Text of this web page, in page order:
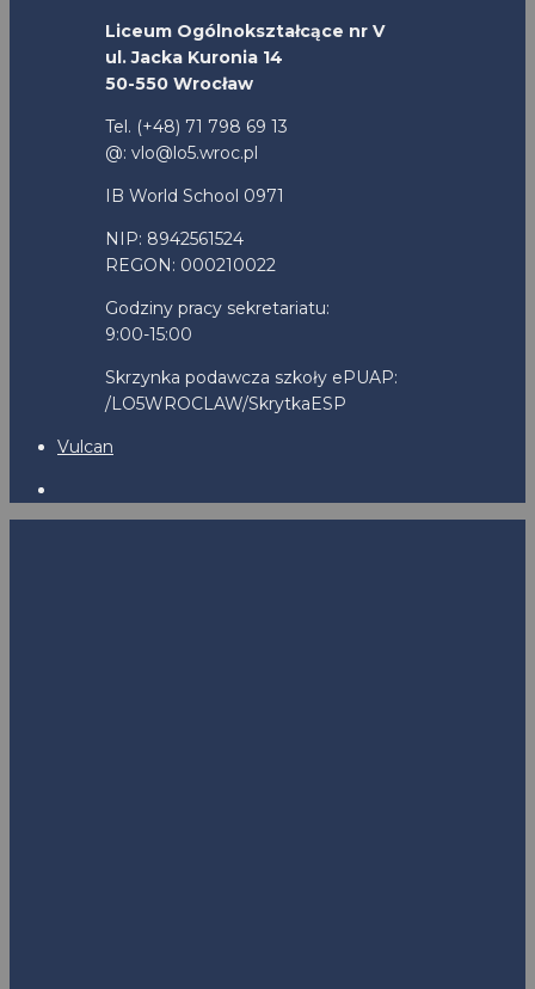
Liceum Ogólnokształcące nr V
ul. Jacka Kuronia 14
50-550 Wrocław
Tel. (+48) 71 798 69 13
@: vlo@lo5.wroc.pl
IB World School 0971
NIP: 8942561524
REGON: 000210022
Godziny pracy sekretariatu:
9:00-15:00
Skrzynka podawcza szkoły ePUAP:
/LO5WROCLAW/SkrytkaESP
Vulcan